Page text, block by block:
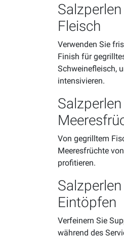
Fleisch
Verwenden Sie
Finish für
Schweinefleisch,
intensivieren.
Von gegrilltem
Meeresfrüchte
profitieren.
Eintöpfen
Verfeinern Sie
während des